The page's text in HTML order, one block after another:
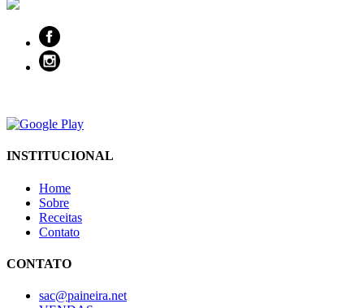
INSTITUCIONAL
Home
Sobre
Receitas
Contato
CONTATO
sac@paineira.net